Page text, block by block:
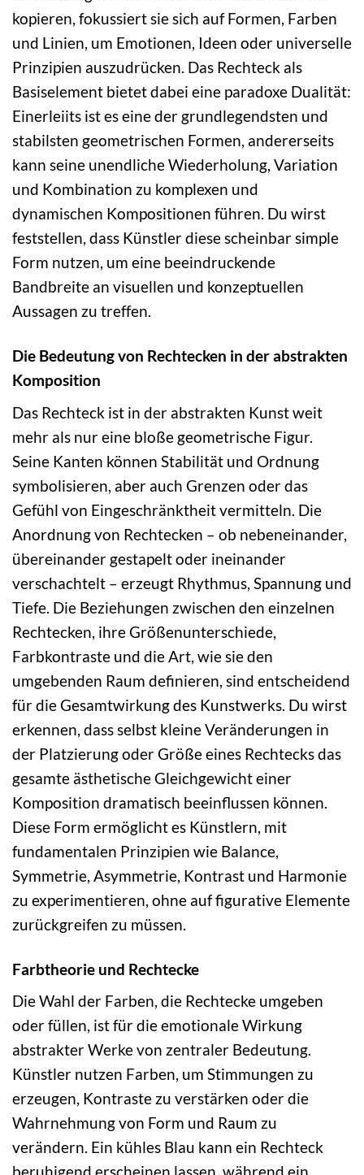
kopieren, fokussiert sie sich auf Formen, Farben
und Linien, um Emotionen, Ideen oder universelle
Prinzipien auszudrücken. Das Rechteck als
Basiselement bietet dabei eine paradoxe Dualität:
Einerleiits ist es eine der grundlegendsten und
stabilsten geometrischen Formen, andererseits
kann seine unendliche Wiederholung, Variation
und Kombination zu komplexen und
dynamischen Kompositionen führen. Du wirst
feststellen, dass Künstler diese scheinbar simple
Form nutzen, um eine beeindruckende
Bandbreite an visuellen und konzeptuellen
Aussagen zu treffen.
Die Bedeutung von Rechtecken in der abstrakten
Komposition
Das Rechteck ist in der abstrakten Kunst weit
mehr als nur eine bloße geometrische Figur.
Seine Kanten können Stabilität und Ordnung
symbolisieren, aber auch Grenzen oder das
Gefühl von Eingeschränktheit vermitteln. Die
Anordnung von Rechtecken – ob nebeneinander,
übereinander gestapelt oder ineinander
verschachtelt – erzeugt Rhythmus, Spannung und
Tiefe. Die Beziehungen zwischen den einzelnen
Rechtecken, ihre Größenunterschiede,
Farbkontraste und die Art, wie sie den
umgebenden Raum definieren, sind entscheidend
für die Gesamtwirkung des Kunstwerks. Du wirst
erkennen, dass selbst kleine Veränderungen in
der Platzierung oder Größe eines Rechtecks das
gesamte ästhetische Gleichgewicht einer
Komposition dramatisch beeinflussen können.
Diese Form ermöglicht es Künstlern, mit
fundamentalen Prinzipien wie Balance,
Symmetrie, Asymmetrie, Kontrast und Harmonie
zu experimentieren, ohne auf figurative Elemente
zurückgreifen zu müssen.
Farbtheorie und Rechtecke
Die Wahl der Farben, die Rechtecke umgeben
oder füllen, ist für die emotionale Wirkung
abstrakter Werke von zentraler Bedeutung.
Künstler nutzen Farben, um Stimmungen zu
erzeugen, Kontraste zu verstärken oder die
Wahrnehmung von Form und Raum zu
verändern. Ein kühles Blau kann ein Rechteck